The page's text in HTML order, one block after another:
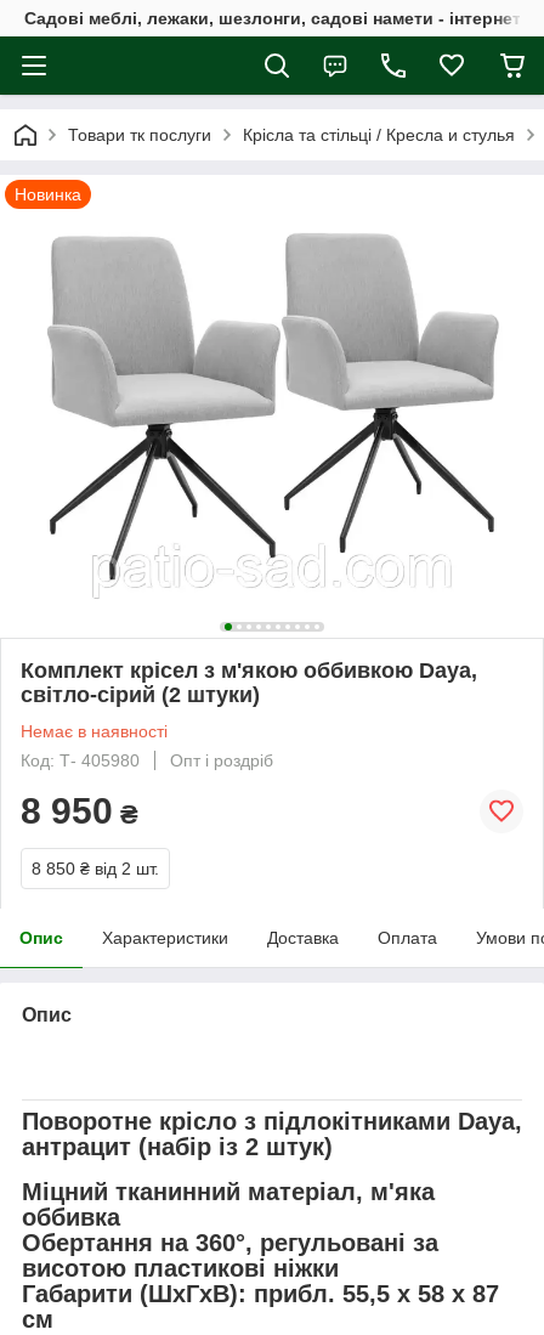
Садові меблі, лежаки, шезлонги, садові намети - інтернет-
Товари тк послуги Крісла та стільці / Кресла и стулья
Новинка
Комплект крісел з м'якою оббивкою Daya,
світло-сірий (2 штуки)
Немає в наявності
Код: Т- 405980
Опт і роздріб
8 950 ₴
8 850 ₴ від 2 шт.
Опис Характеристики Доставка Оплата Умови
Опис
Поворотне крісло з підлокітниками Daya,
антрацит (набір із 2 штук)
Міцний тканинний матеріал, м'яка
оббивка
Обертання на 360°, регульовані за
висотою пластикові ніжки
Габарити (ШxГхВ): прибл. 55,5 x 58 x 87
см